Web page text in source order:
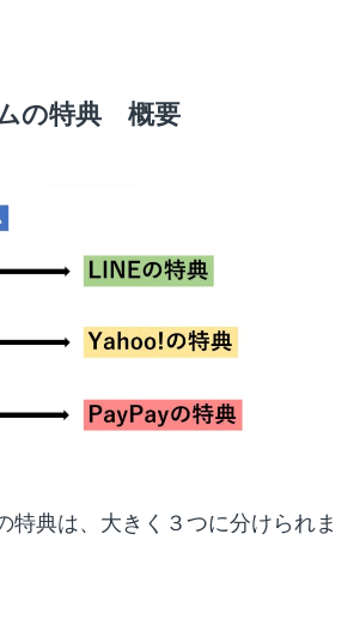
の特典 概要
特典は、大きく３つに分けられま